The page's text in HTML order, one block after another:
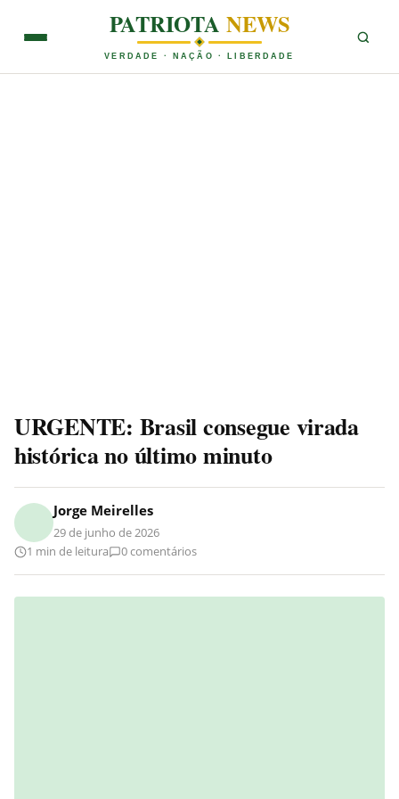
PATRIOTANEWS
VERDADE · NAÇÃO · LIBERDADE
URGENTE: Brasil consegue virada
histórica no último minuto
Jorge Meirelles
29 de junho de 2026
1 min de leitura
0 comentários